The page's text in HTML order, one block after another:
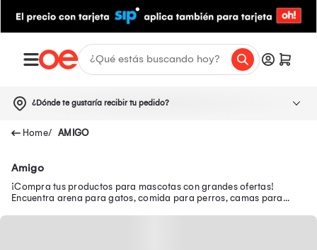
¿Dónde te gustaría recibir tu pedido?
AMIGO
Amigo
¡Compra tus productos para mascotas con grandes ofertas!
Encuentra arena para gatos, comida para perros, camas para